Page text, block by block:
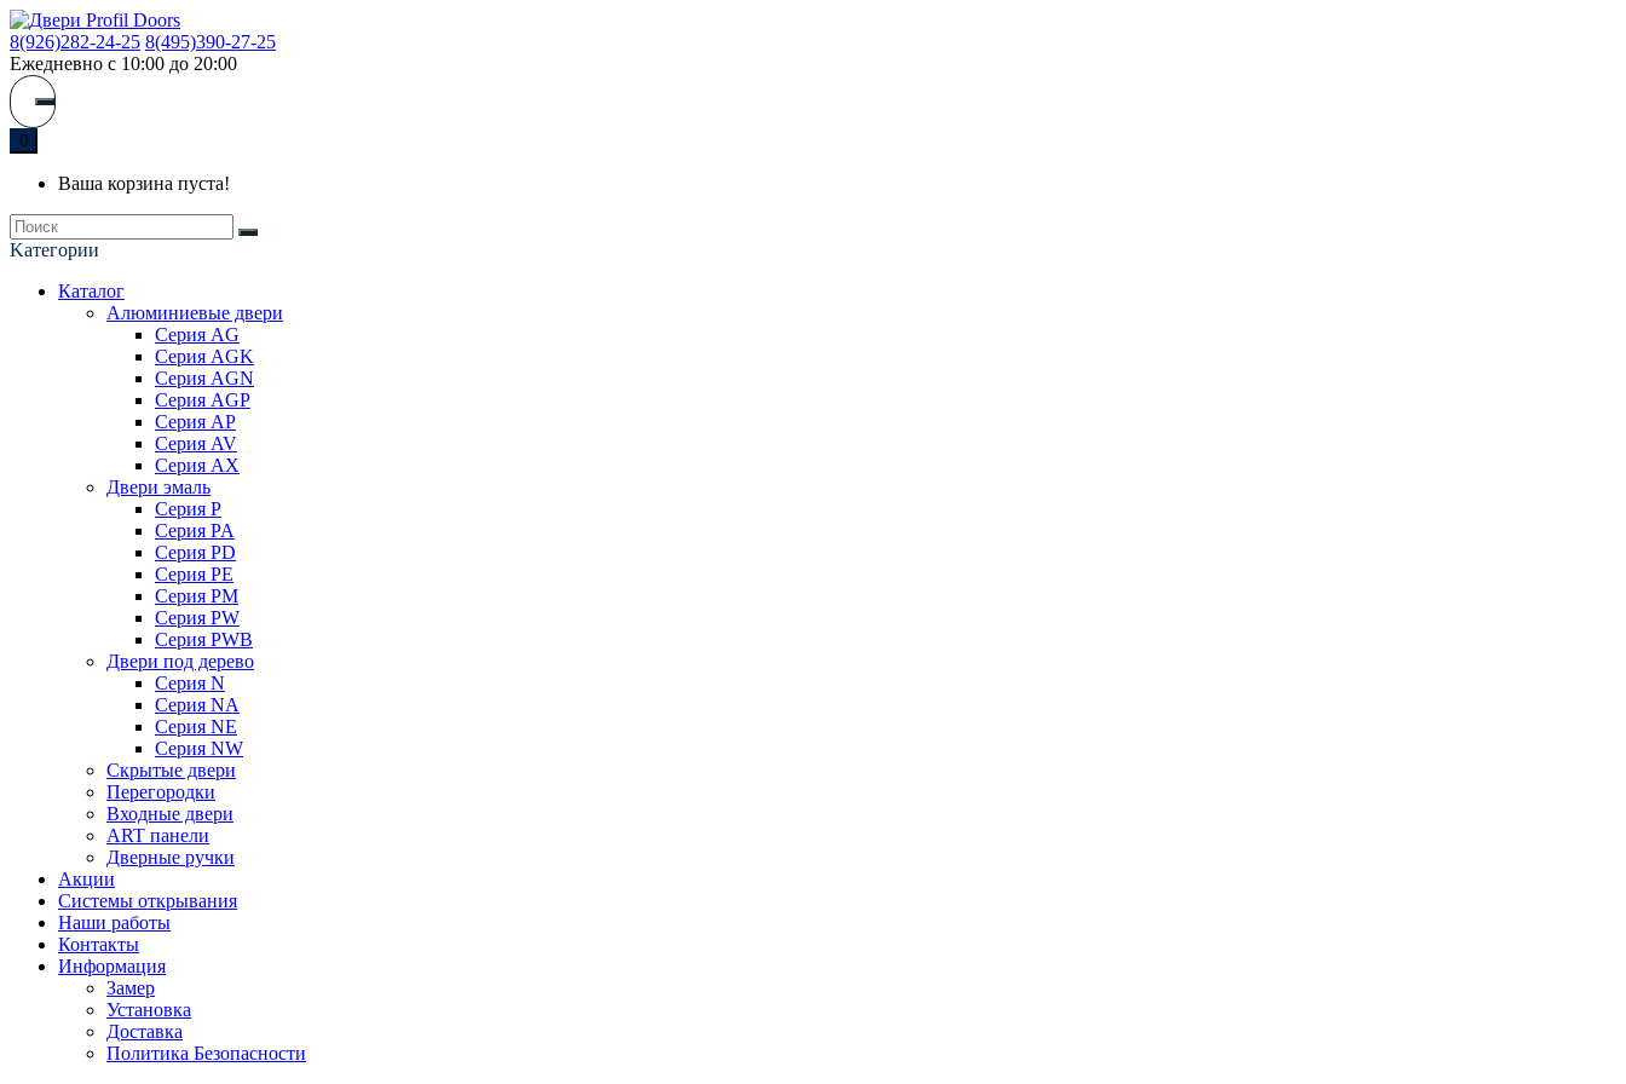
8(926)282-24-25 8(495)390-27-25
Ежедневно с 10:00 до 20:00
0
Ваша корзина пуста!
Kатегории
Каталог
Алюминиевые двери
Серия AG
Серия AGK
Серия AGN
Серия AGP
Серия AP
Серия AV
Серия AX
Двери эмаль
Серия P
Серия PA
Серия PD
Серия PE
Серия PM
Серия PW
Серия PWB
Двери под дерево
Серия N
Серия NA
Серия NE
Серия NW
Скрытые двери
Перегородки
Входные двери
ART панели
Дверные ручки
Акции
Системы открывания
Наши работы
Контакты
Информация
Замер
Установка
Доставка
Политика Безопасности